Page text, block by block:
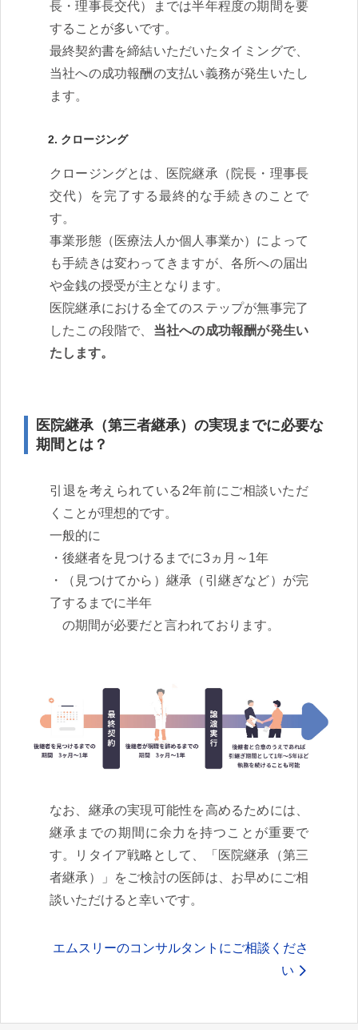
長・理事長交代）までは半年程度の期間を要
することが多いです。
最終契約書を締結いただいたタイミングで、
当社への成功報酬の支払い義務が発生いたし
ます。
2. クロージング
クロージングとは、医院継承（院長・理事長
交代）を完了する最終的な手続きのことで
す。
事業形態（医療法人か個人事業か）によって
も手続きは変わってきますが、各所への届出
や金銭の授受が主となります。
医院継承における全てのステップが無事完了
したこの段階で、 当社への成功報酬が発生い
たします。
医院継承（第三者継承）の実現までに必要な
期間とは？
引退を考えられている2年前にご相談いただ
くことが理想的です。
一般的に
・後継者を見つけるまでに3ヵ月～1年
・（見つけてから）継承（引継ぎなど）が完
了するまでに半年
の期間が必要だと言われております。
なお、継承の実現可能性を高めるためには、
継承までの期間に余力を持つことが重要で
す。リタイア戦略として、「医院継承（第三
者継承）」をご検討の医師は、お早めにご相
談いただけると幸いです。
エムスリーのコンサルタントにご相談くださ
い